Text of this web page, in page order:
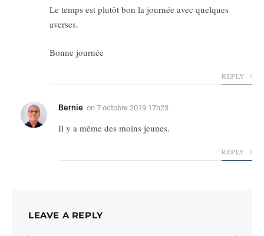
Le temps est plutôt bon la journée avec quelques
averses.
Bonne journée
REPLY
Bernie on 7 octobre 2019 17h23
Il y a même des moins jeunes.
REPLY
LEAVE A REPLY